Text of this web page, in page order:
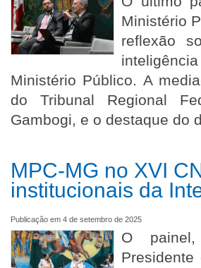
Ministério
reflexão
Ministério Público. A
do Tribunal Regional
Gambogi, e o destaque do
MPC-MG no XVI
institucionais da
Publicação em 4 de setembro de 2025
O